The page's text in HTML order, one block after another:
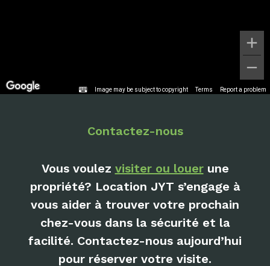
Image may be subject to copyright Terms Report a problem
Contactez-nous
Vous voulez visiter ou louerune
propriété? Location JYT s’engage à
vous aider à trouver votre prochain
chez-vous dans la sécurité et la
facilité. Contactez-nous aujourd’hui
pour réserver votre visite.